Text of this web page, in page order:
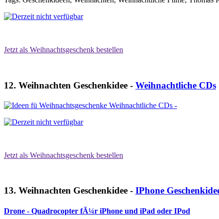
Jetzt als Weihnachtsgeschenk bestellen
12. Weihnachten Geschenkidee - Weihnachtliche CDs
Jetzt als Weihnachtsgeschenk bestellen
13. Weihnachten Geschenkidee - IPhone
Drone - Quadrocopter fÃ¼r iPhone und iPad oder IPod